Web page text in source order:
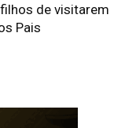
de visitarem
Pais